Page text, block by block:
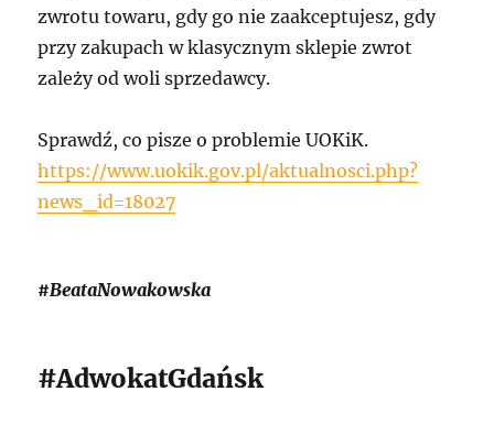
zwrotu towaru, gdy go nie zaakceptujesz, gdy
przy zakupach w klasycznym sklepie zwrot
zależy od woli sprzedawcy.
Sprawdź, co pisze o problemie UOKiK.
https://www.uokik.gov.pl/aktualnosci.php?
news_id=18027
#BeataNowakowska
#AdwokatGdańsk